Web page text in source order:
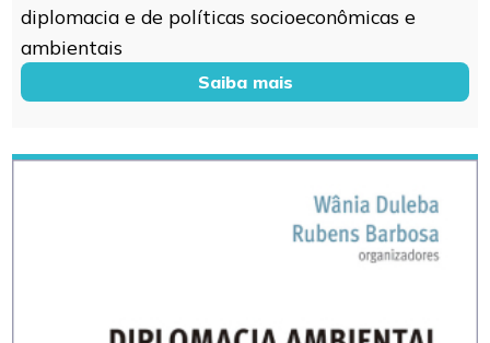
diplomacia e de políticas socioeconômicas e
ambientais
Saiba mais